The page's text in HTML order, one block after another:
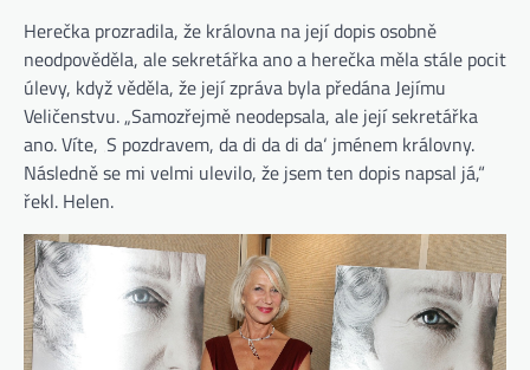
Herečka prozradila, že královna na její dopis osobně
neodpověděla, ale sekretářka ano a herečka měla stále pocit
úlevy, když věděla, že její zpráva byla předána Jejímu
Veličenstvu. „Samozřejmě neodepsala, ale její sekretářka
ano. Víte, ‚S pozdravem, da di da di da‘ jménem královny.
Následně se mi velmi ulevilo, že jsem ten dopis napsal já,“
řekl. Helen.